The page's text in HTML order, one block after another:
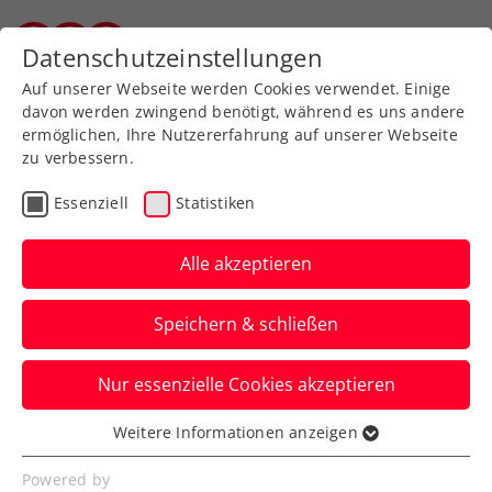
Zurück zur Newsübersicht
Turniere
Erste Bank Open: Profis
und Promis schlagen
beim Rado-ProAm auf
Im Colony Club in Wien kommt es einmal
mehr zum Aufeinandertreffen der
Prominenz mit den Tennisstars.
Verfasst von: Presseaussendung / Redaktion, 20.09.2023
Datenschutzeinstellungen
Auf unserer Webseite werden Cookies verwendet. Einige
davon werden zwingend benötigt, während es uns andere
ermöglichen, Ihre Nutzererfahrung auf unserer Webseite
zu verbessern.
Essenziell Statistiken
Alle akzeptieren
Speichern & schließen
Nur essenzielle Cookies akzeptieren
Essenziell
Essenzielle Cookies werden für grundlegende
Weitere Informationen anzeigen
Powered by